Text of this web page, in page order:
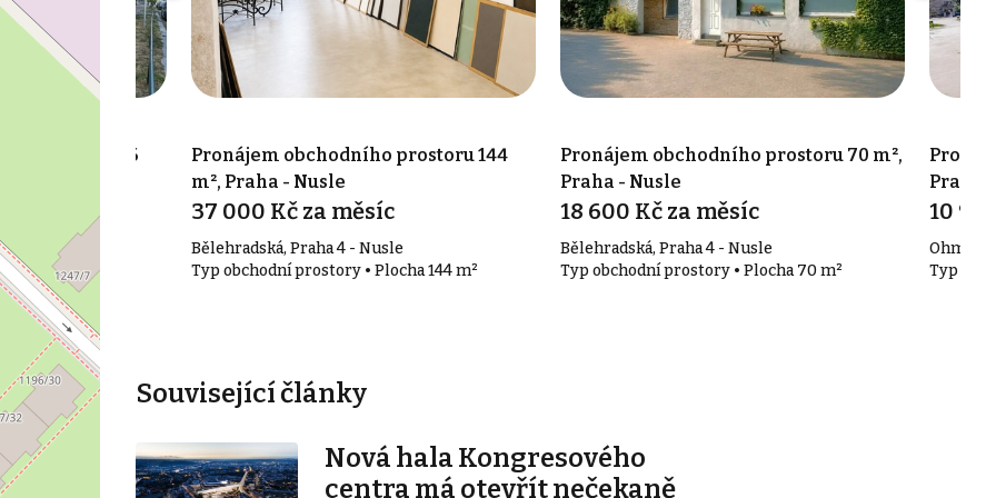
prostoru 106
- Nusle
106 m²
Pronájem obchodního prostoru 144
m², Praha - Nusle
37 000 Kč za měsíc
Bělehradská, Praha 4 - Nusle
Typ obchodní prostory • Plocha 144 m²
Pronájem obchodního prostoru 70 m²,
Praha - Nusle
18 600 Kč za měsíc
Bělehradská, Praha 4 - Nusle
Typ obchodní prostory • Plocha 70 m²
10
Ohmova
Typ
Související články
Nová hala Kongresového
centra má otevřít nečekaně